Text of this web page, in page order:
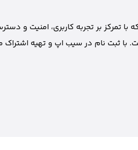
تمرکز بر تجربه کاربری، امنیت و
با ثبت نام در سیب اپ و تهیه اشتراک